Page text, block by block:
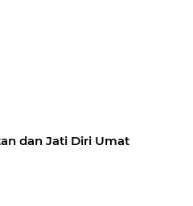
dan Jati Diri Umat